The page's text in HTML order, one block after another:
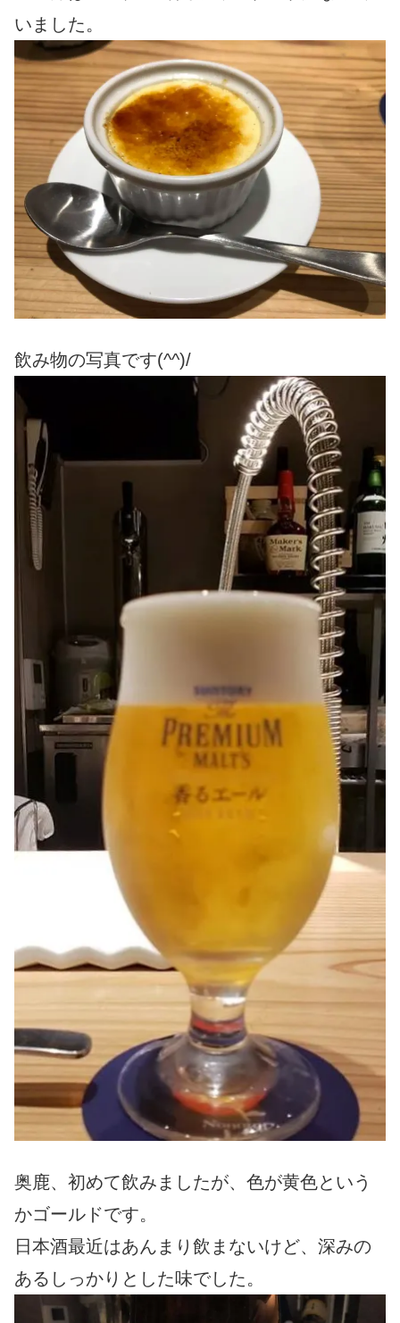
いました。
飲み物の写真です(^^)/
奥鹿、初めて飲みましたが、色が黄色という
かゴールドです。
日本酒最近はあんまり飲まないけど、深みの
あるしっかりとした味でした。